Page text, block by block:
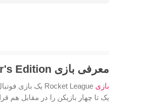
معرفی بازی Rocket League : Collector's Edition مخصوص پلی استیشن
بازی
یک تا چهار بازیکن را در مقابل هم